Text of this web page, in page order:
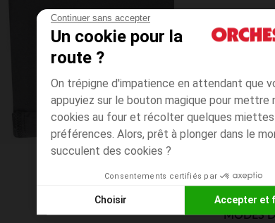
Continuer sans accepter
Un cookie pour la
route ?
On trépigne d'impatience en attendant que
appuyiez sur le bouton magique pour mettre
cookies au four et récolter quelques
préférences. Alors, prêt à plonger dans le
succulent des cookies ?
Consentements certifiés par
Choisir Accepter et
MODES